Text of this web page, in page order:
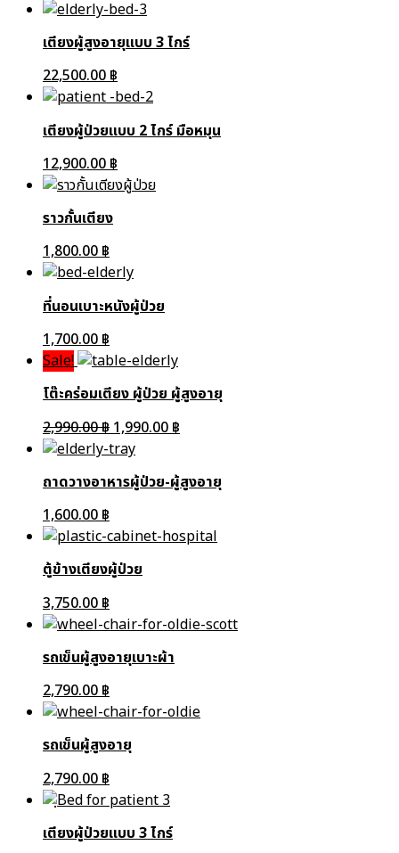
เตียงผู้สูงอายุแบบ 3 ไกร์
22,500.00฿
เตียงผู้ป่วยแบบ 2 ไกร์ มือหมุน
12,900.00฿
ราวกั้นเตียง
1,800.00฿
ที่นอนเบาะหนังผู้ป่วย
1,700.00฿
Sale!
โต๊ะคร่อมเตียง ผู้ป่วย ผู้สูงอายุ
2,990.00฿ 1,990.00 ฿
ถาดวางอาหารผู้ป่วย-ผู้สูงอายุ
1,600.00฿
ตู้ข้างเตียงผู้ป่วย
3,750.00 ฿
รถเข็นผู้สูงอายุเบาะผ้า
2,790.00฿
รถเข็นผู้สูงอายุ
2,790.00 ฿
เตียงผู้ป่วยแบบ 3 ไกร์